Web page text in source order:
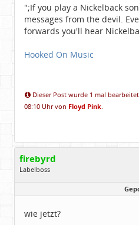
";If you play a Nickelback
messages from the devil.
forwards you'll hear
Hooked On Music
Dieser Post wurde 1 mal
08:10 Uhr von Floyd Pink.
firebyrd
Labelboss
Hausgeburt
Beiträge:
48851
wie jetzt?